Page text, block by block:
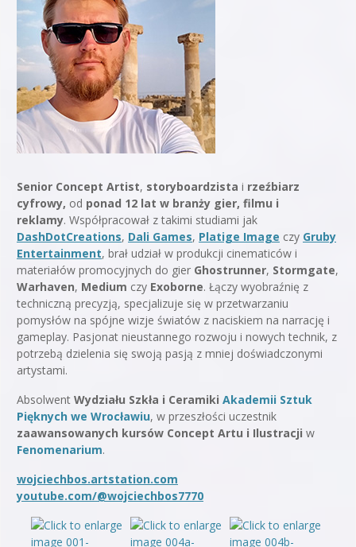
Senior Concept Artist, storyboardzista i rzeźbiarz
cyfrowy, od ponad 12 lat w branży gier, filmu i
reklamy. Współpracował z takimi studiami jak
DashDotCreations, Dali Games, Platige Image czy Gruby
Entertainment, brał udział w produkcji cinematiców i
materiałów promocyjnych do gier Ghostrunner, Stormgate,
Warhaven, Medium czy Exoborne. Łączy wyobraźnię z
techniczną precyzją, specjalizuje się w przetwarzaniu
pomysłów na spójne wizje światów z naciskiem na narrację i
gameplay. Pasjonat nieustannego rozwoju i nowych technik, z
potrzebą dzielenia się swoją pasją z mniej doświadczonymi
artystami.
Absolwent Wydziału Szkła i Ceramiki Akademii Sztuk
Pięknych we Wrocławiu, w przeszłości uczestnik
zaawansowanych kursów Concept Artu i Ilustracji w
Fenomenarium.
wojciechbos.artstation.com
youtube.com/@wojciechbos7770